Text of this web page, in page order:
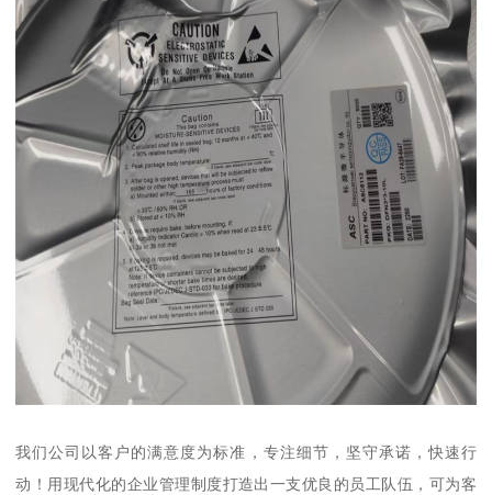
我们公司以客户的满意度为标准，专注细节，坚守承诺，快速行
动！用现代化的企业管理制度打造出一支优良的员工队伍，可为客